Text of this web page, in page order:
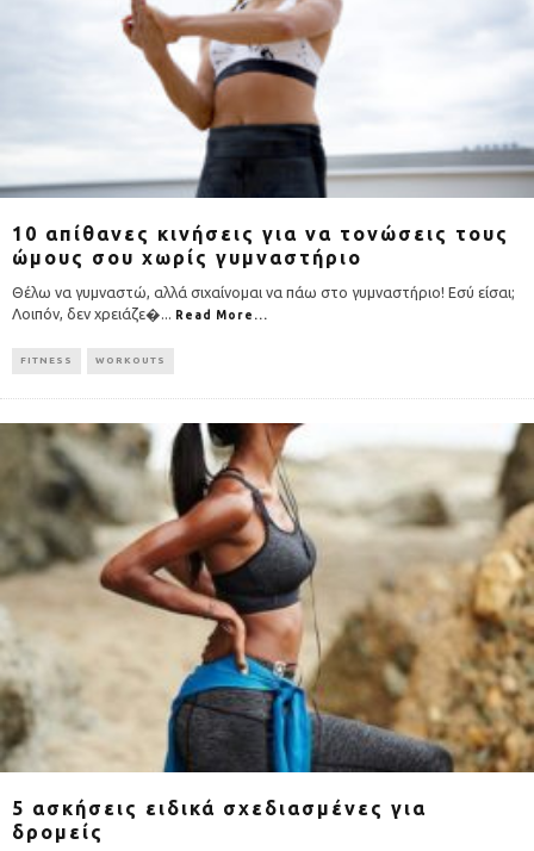
10 απίθανες κινήσεις για να τονώσεις τους
ώμους σου χωρίς γυμναστήριο
Θέλω να γυμναστώ, αλλά σιχαίνομαι να πάω στο γυμναστήριο! Εσύ είσαι;
Λοιπόν, δεν χρειάζε�
Read More...
FITNESS WORKOUTS
5 ασκήσεις ειδικά σχεδιασμένες για
δρομείς